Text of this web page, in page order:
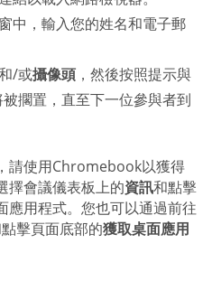
中，輸入您的姓名和電子郵
/或攝像頭 ，然後按照提示與
擱置，直至下一位參與者到
請使用Chromebook以獲得
擇會議儀表板上的資訊和點擊
應用程式。您也可以通過前往
擊頁面底部的獲取桌面應用